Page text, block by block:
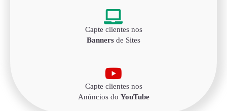
Capte clientes nos
Banners de Sites
Capte clientes nos
Anúncios do YouTube